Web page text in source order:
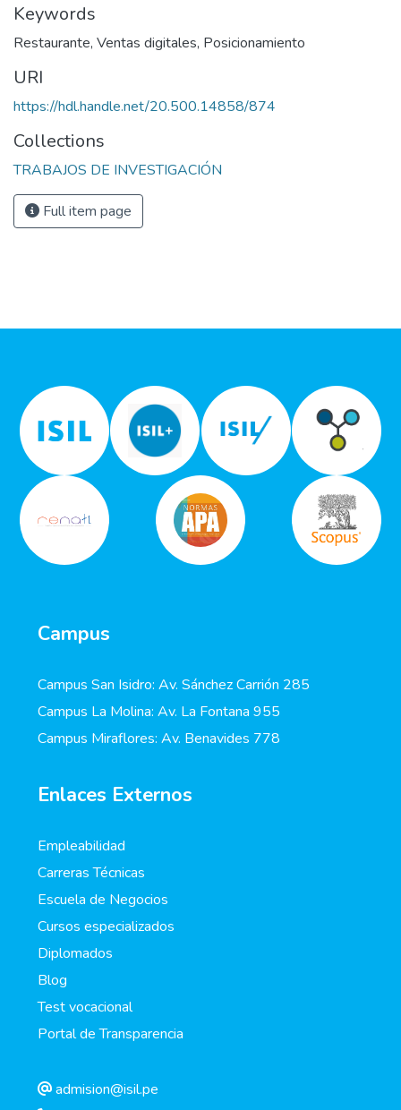
Keywords
Restaurante, Ventas digitales, Posicionamiento
URI
https://hdl.handle.net/20.500.14858/874
Collections
TRABAJOS DE INVESTIGACIÓN
Full item page
Campus
Campus San Isidro: Av. Sánchez Carrión 285
Campus La Molina: Av. La Fontana 955
Campus Miraflores: Av. Benavides 778
Enlaces Externos
Empleabilidad
Carreras Técnicas
Escuela de Negocios
Cursos especializados
Diplomados
Blog
Test vocacional
Portal de Transparencia
admision@isil.pe